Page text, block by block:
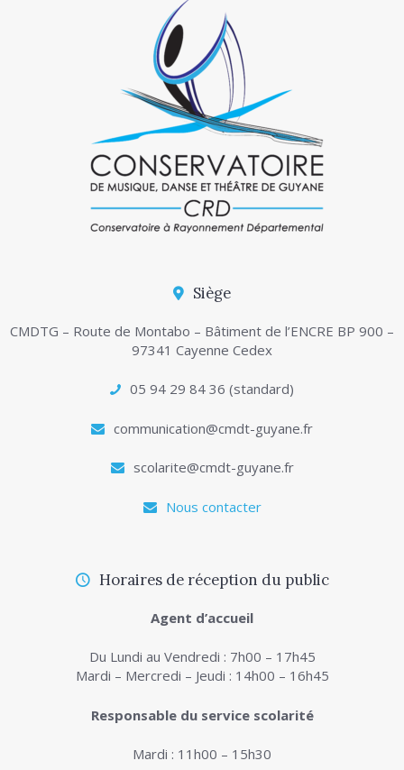
Siège
CMDTG – Route de Montabo – Bâtiment de l’ENCRE BP 900 –
97341 Cayenne Cedex
05 94 29 84 36 (standard)
communication@cmdt-guyane.fr
scolarite@cmdt-guyane.fr
Nous contacter
Horaires de réception du public
Agent d’accueil
Du Lundi au Vendredi : 7h00 – 17h45
Mardi – Mercredi – Jeudi : 14h00 – 16h45
Responsable du service scolarité
Mardi : 11h00 – 15h30